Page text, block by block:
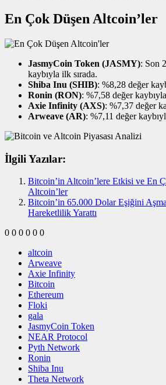
En Çok Düşen Altcoin’ler
JasmyCoin Token (JASMY): Son
kaybıyla ilk sırada.
Shiba Inu (SHIB): %8,28 değer
Ronin (RON): %7,58 değer
Axie Infinity (AXS): %7,37 değer
Arweave (AR): %7,11 değer
İlgili Yazılar:
Bitcoin’in Altcoin’lere Etkisi ve En
Altcoin’ler
Bitcoin’in 65.000 Dolar Eşiğini
Hareketlilik Yarattı
0 0 0 0 0 0
altcoin
Arweave
Axie Infinity
Bitcoin
Ethereum
Floki
gala
JasmyCoin Token
NEAR Protocol
Pyth Network
Ronin
Shiba Inu
Theta Network